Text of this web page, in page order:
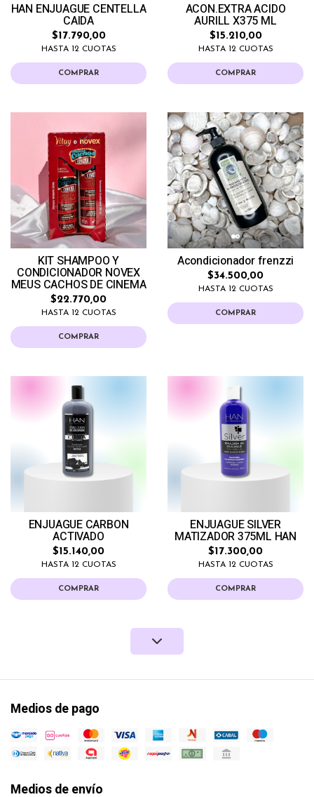
HAN ENJUAGUE CENTELLA
CAIDA
$17.790,00
HASTA 12 CUOTAS
COMPRAR
ACON.EXTRA ACIDO
AURILL X375 ML
$15.210,00
HASTA 12 CUOTAS
COMPRAR
KIT SHAMPOO Y
CONDICIONADOR NOVEX
MEUS CACHOS DE CINEMA
$22.770,00
HASTA 12 CUOTAS
COMPRAR
Acondicionador frenzzi
$34.500,00
HASTA 12 CUOTAS
COMPRAR
ENJUAGUE CARBON
ACTIVADO
$15.140,00
HASTA 12 CUOTAS
COMPRAR
ENJUAGUE SILVER
MATIZADOR 375ML HAN
$17.300,00
HASTA 12 CUOTAS
COMPRAR
Medios de pago
Medios de envío